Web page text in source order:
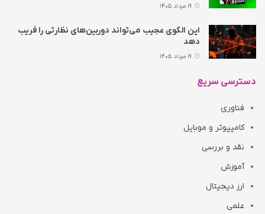
این الگوی عجیب می‌تواند دوربین‌های نظارتی را فریب
دهد
دسترسی سریع
فناوری
کامپیوتر و موبایل
نقد و بررسی
آموزش
ارز دیجیتال
علمی